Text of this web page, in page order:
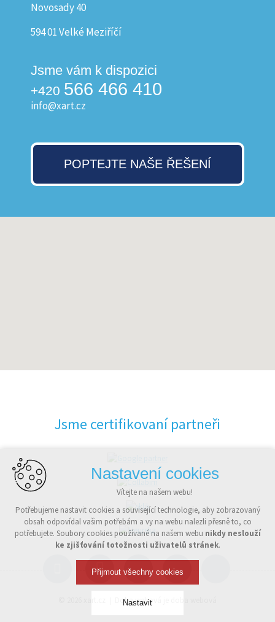
Novosady 40
594 01 Velké Meziříčí
Jsme vám k dispozici
+420 566 466 410
info@xart.cz
POPTEJTE NAŠE ŘEŠENÍ
Jsme certifikovaní partneři
Doba webová je doba webová
Nastavení cookies
Vítejte na našem webu!
Potřebujeme nastavit cookies a související technologie, aby zobrazovaný
obsah odpovídal vašim potřebám a vy na webu nalezli přesně to, co
potřebujete. Soubory cookies používané na našem webu nikdy neslouží
ke zjišťování totožnosti uživatelů stránek.
Přijmout všechny cookies
Nastavit